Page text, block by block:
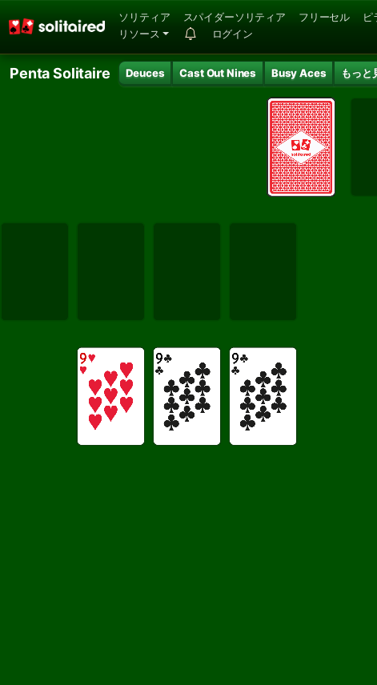
ソリティア スパイダーソリティア フリーセル ピ
リソース
ログイン
Penta Solitaire Deuces Cast Out Nines Busy Aces もっと